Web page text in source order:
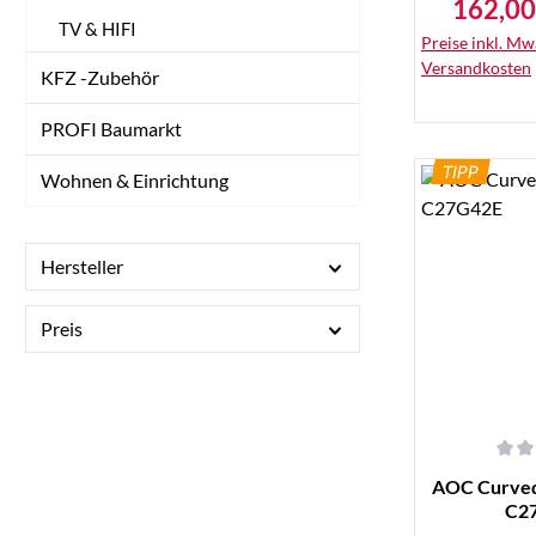
TV & HIFI
KFZ -Zubehör
PROFI Baumarkt
Wohnen & Einrichtung
Hersteller
Preis
Preise inkl.
Versandkosten
TIPP
AOC